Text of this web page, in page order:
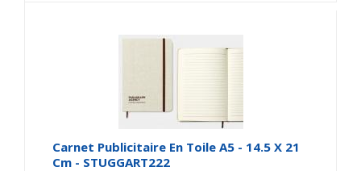
Carnet Publicitaire En Toile A5 - 14.5 X 21
Cm - STUGGART222